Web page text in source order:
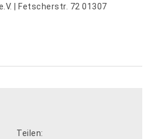
| Fetscherstr. 72 01307
Teilen: